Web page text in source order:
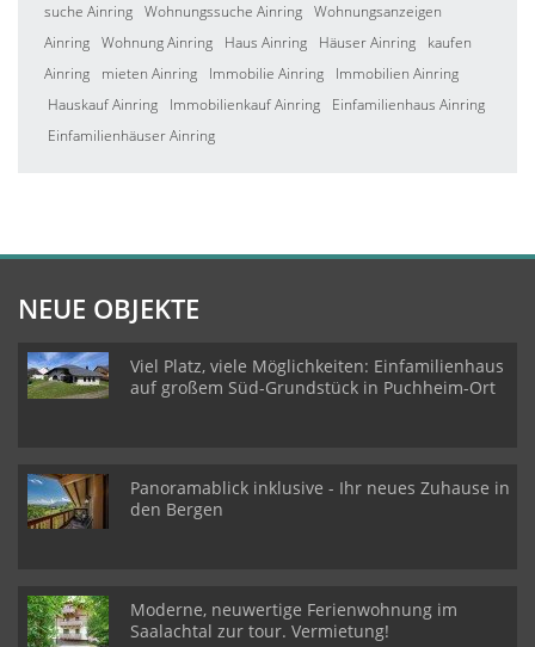
suche Ainring Wohnungssuche Ainring Wohnungsanzeigen
Ainring Wohnung Ainring Haus Ainring Häuser Ainring
kaufen
Ainring
mieten Ainring Immobilie Ainring
Immobilien Ainring
Hauskauf Ainring
Immobilienkauf Ainring
Einfamilienhaus Ainring
Einfamilienhäuser Ainring
NEUE OBJEKTE
Viel Platz, viele Möglichkeiten: Einfamilienhaus
auf großem Süd-Grundstück in Puchheim-Ort
Panoramablick inklusive - Ihr neues Zuhause in
den Bergen
Moderne, neuwertige Ferienwohnung im
Saalachtal zur tour. Vermietung!